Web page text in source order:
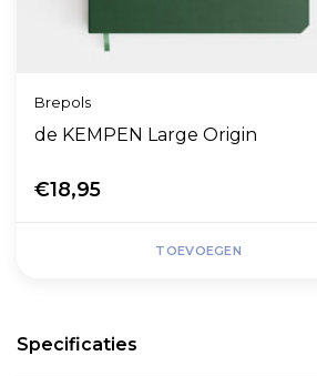
Specificaties
Brepols
de KEMPEN Large Origin
€18,95
TOEVOEGEN